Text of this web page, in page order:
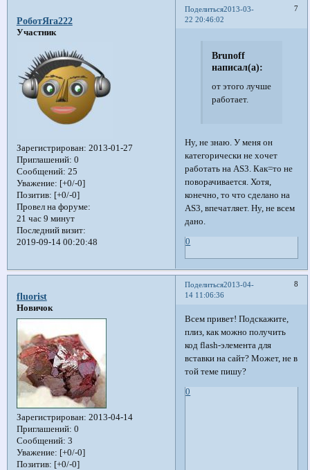
Поделиться 7
2013-03-
22 20:46:02
РоботЯга222
Участник
Зарегистрирован: 2013-01-27
Приглашений: 0
Сообщений: 25
Уважение: [+0/-0]
Позитив: [+0/-0]
Провел на форуме:
21 час 9 минут
Последний визит:
2019-09-14 00:20:48
Brunoff
написал(а):
от этого лучше
работает.
Ну, не знаю. У меня он
категорически не хочет
работать на AS3. Как=то не
поворачивается. Хотя,
конечно, то что сделано на
AS3, впечатляет. Ну, не всем
дано.
0
Поделиться 8
2013-04-
14 11:06:36
fluorist
Новичок
Зарегистрирован: 2013-04-14
Приглашений: 0
Сообщений: 3
Уважение: [+0/-0]
Позитив: [+0/-0]
Всем привет! Подскажите,
плиз, как можно получить
код flash-элемента для
вставки на сайт? Может, не в
той теме пишу?
0